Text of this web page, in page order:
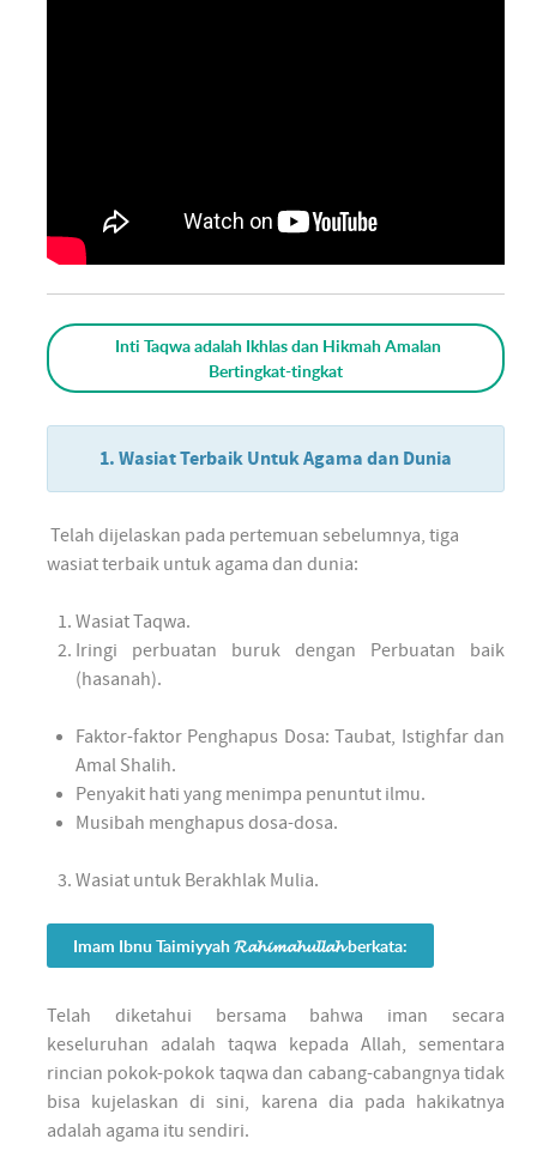
Inti Taqwa adalah Ikhlas dan Hikmah Amalan
Bertingkat-tingkat
1. Wasiat Terbaik Untuk Agama dan Dunia
Telah dijelaskan pada pertemuan sebelumnya, tiga
wasiat terbaik untuk agama dan dunia:
Wasiat Taqwa.
Iringi perbuatan buruk dengan Perbuatan baik
(hasanah).
Faktor-faktor Penghapus Dosa: Taubat, Istighfar dan
Amal Shalih.
Penyakit hati yang menimpa penuntut ilmu.
Musibah menghapus dosa-dosa.
Wasiat untuk Berakhlak Mulia.
Imam Ibnu Taimiyyah 𝓡𝓪𝓱𝓲𝓶𝓪𝓱𝓾𝓵𝓵𝓪𝓱 berkata:
Telah diketahui bersama bahwa iman secara
keseluruhan adalah taqwa kepada Allah, sementara
rincian pokok-pokok taqwa dan cabang-cabangnya tidak
bisa kujelaskan di sini, karena dia pada hakikatnya
adalah agama itu sendiri.